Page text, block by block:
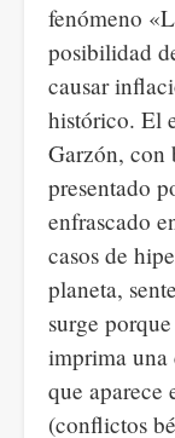
fenómeno
posibilidad
causar
histórico. El
Garzón, con
presentado
enfrascado
casos de
planeta,
surge
imprima una
que aparece
(conflictos